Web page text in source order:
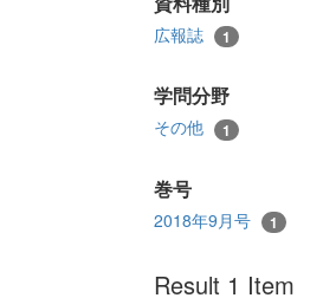
広報誌 1
学問分野
その他 1
巻号
2018年9月号 1
Result 1 Item